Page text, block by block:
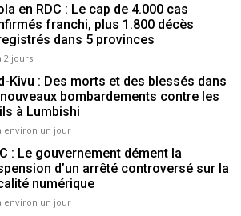
en RDC : Le cap de 4.000 cas
franchi, plus 1.800 décès
dans 5 provinces
2 jours
Kivu : Des morts et des blessés dans
bombardements contre les
à Lumbishi
environ un jour
: Le gouvernement dément la
d’un arrêté controversé sur la
numérique
environ un jour